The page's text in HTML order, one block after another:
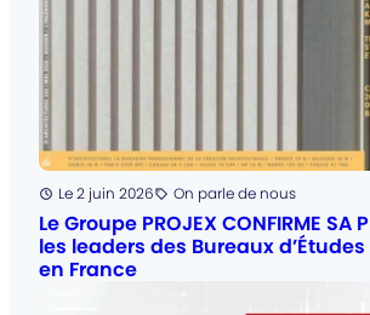
Posté
Le 2 juin 2026Catégorie
:
On parle de nous
Le Groupe PROJEX CONFIRME SA
les leaders des Bureaux
en France